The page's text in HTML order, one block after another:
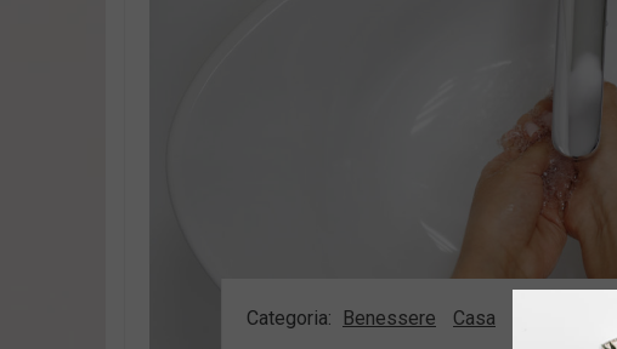
Categoria: Benessere Casa